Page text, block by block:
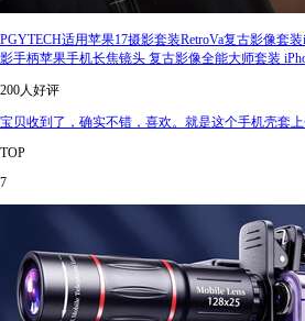
PGYTECH适用苹果17摄影套装RetroVa复古影像套
影手柄苹果手机长焦镜头 复古影像全能大师套装
200人好评
宝贝收到了，确实不错，喜欢。就是这个手机壳套
TOP
7